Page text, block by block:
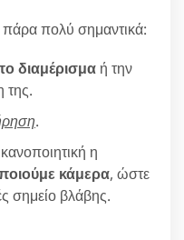
πολύ σημαντικά:
διαμέρισμα ή την
της.
.
η
κάμερα, ώστε
σημείο βλάβης.